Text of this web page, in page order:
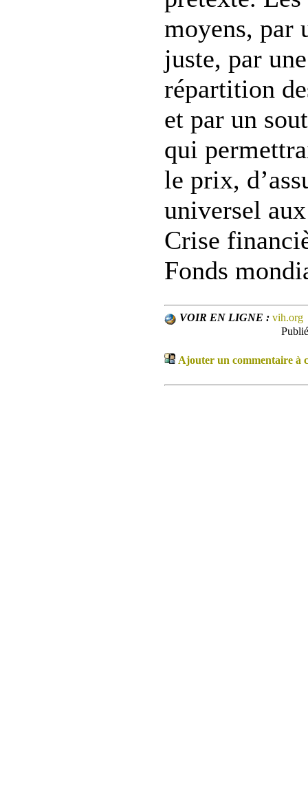
moyens, par
juste, par
répartition
et par un
qui
le prix,
universel
Crise
Fonds
VOIR EN LIGNE : vih.org
Ajouter un commentaire à